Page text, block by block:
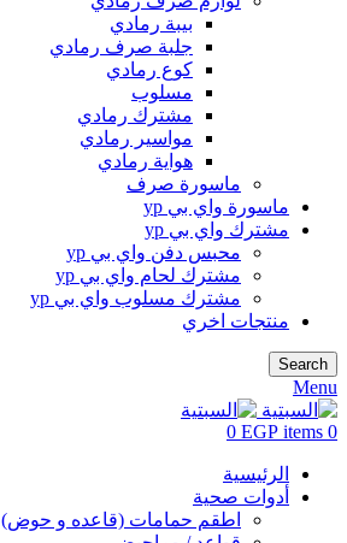
بيبة رمادي
جلبة صرف رمادي
كوع رمادي
مسلوب
مشترك رمادي
مواسير رمادي
هواية رمادي
ماسورة صرف
ماسورة واي بي yp
مشترك واي بي yp
محبس دفن واي بي yp
مشترك لحام واي بي yp
مشترك مسلوب واي بي yp
منتجات اخري
Search
Menu
0
items
0 EGP
الرئيسية
أدوات صحية
اطقم حمامات (قاعده و حوض)